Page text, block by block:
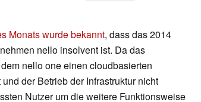
Monats wurde bekannt, dass das 2014
nello insolvent ist. Da das
nello one einen cloudbasierten
der Betrieb der Infrastruktur nicht
Nutzer um die weitere Funktionsweise